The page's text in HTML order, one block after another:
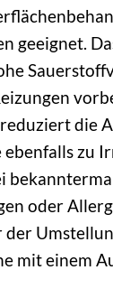
geeignet.
die
ebenfalls zu
oder
mit einem